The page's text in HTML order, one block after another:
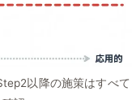
以降の施策はすべて